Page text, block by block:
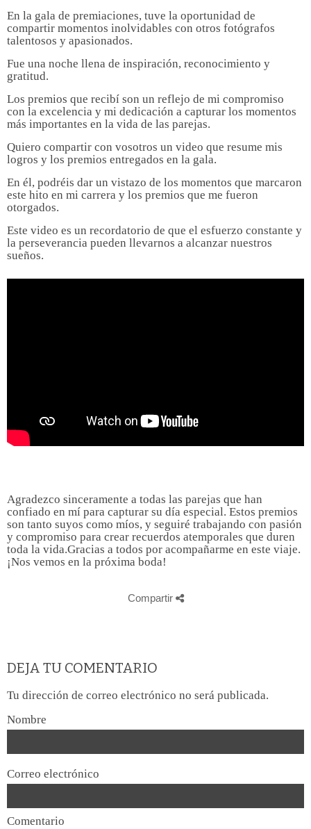
En la gala de premiaciones, tuve la oportunidad de
compartir momentos inolvidables con otros fotógrafos
talentosos y apasionados.
Fue una noche llena de inspiración, reconocimiento y
gratitud.
Los premios que recibí son un reflejo de mi compromiso
con la excelencia y mi dedicación a capturar los momentos
más importantes en la vida de las parejas.
Quiero compartir con vosotros un video que resume mis
logros y los premios entregados en la gala.
En él, podréis dar un vistazo de los momentos que marcaron
este hito en mi carrera y los premios que me fueron
otorgados.
Este video es un recordatorio de que el esfuerzo constante y
la perseverancia pueden llevarnos a alcanzar nuestros
sueños.
Agradezco sinceramente a todas las parejas que han
confiado en mí para capturar su día especial. Estos premios
son tanto suyos como míos, y seguiré trabajando con pasión
y compromiso para crear recuerdos atemporales que duren
toda la vida.Gracias a todos por acompañarme en este viaje.
¡Nos vemos en la próxima boda!
Compartir
DEJA TU COMENTARIO
Tu dirección de correo electrónico no será publicada.
Nombre
Correo electrónico
Comentario